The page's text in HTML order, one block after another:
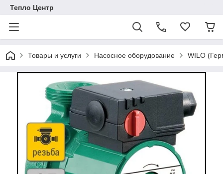
Тепло Центр
Товары и услуги Насосное оборудование WILO